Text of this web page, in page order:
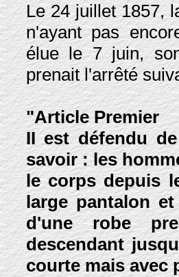
Le 24 juillet 1857,
n'ayant pas
élue le 7 juin,
prenait l'arrêté
"Article Premier
II est défendu
savoir : les
le corps depuis
large pantalon
d'une robe
descendant
courte mais avec